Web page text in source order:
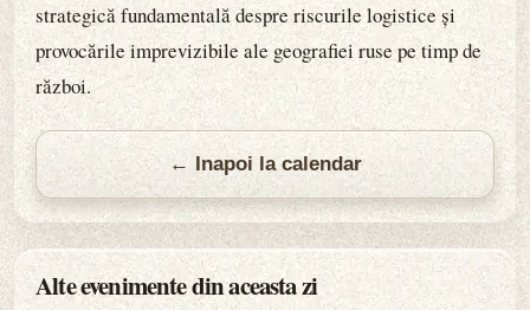
strategică fundamentală despre riscurile logistice și
provocările imprevizibile ale geografiei ruse pe timp de
război.
← Inapoi la calendar
Alte evenimente din aceasta zi